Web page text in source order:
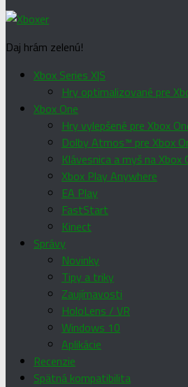
Daj hrám zelenú!
Xbox Series X|S
Hry optimalizované pre
Xbox One
Hry vylepšené pre Xbox
Dolby Atmos™ pre Xbox
Klávesnica a myš na Xbox
Xbox Play Anywhere
EA Play
FastStart
Kinect
Správy
Novinky
Tipy a triky
Zaujímavosti
HoloLens / VR
Windows 10
Aplikácie
Recenzie
Spätná kompatibilita